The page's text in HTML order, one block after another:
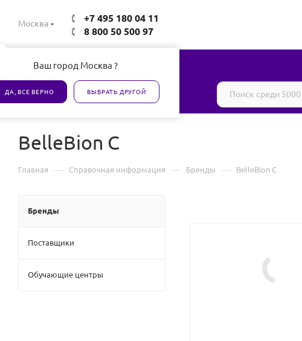
Москва
Ваш город Москва ?
ДА, ВСЕ ВЕРНО ВЫБРАТЬ ДРУГОЙ
+7 495 180 04 11
8 800 50 500 97
Все товары сертифицированы
BelleBion C
Главная — Справочная информация — Бренды — BelleBion C
Бренды
Поставщики
Обучающие центры